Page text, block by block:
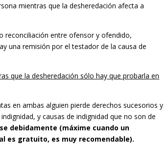
mientras que la desheredación afecta a
reconciliación entre ofensor y ofendido,
una remisión por el testador de la causa de
que la desheredación sólo hay que probarla en
en ambas alguien pierde derechos sucesorios y
y causas de indignidad que no son de
debidamente (máxime cuando un
es gratuito, es muy recomendable).